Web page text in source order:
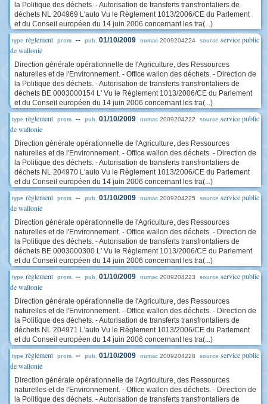
la Politique des déchets. - Autorisation de transferts transfrontaliers de
déchets NL 204969 L'auto Vu le Règlement 1013/2006/CE du Parlement
et du Conseil européen du 14 juin 2006 concernant les tra(...)
type règlement prom. -- pub. 01/10/2009 numac 2009204224 source service public
de wallonie
Direction générale opérationnelle de l'Agriculture, des Ressources
naturelles et de l'Environnement. - Office wallon des déchets. - Direction de
la Politique des déchets. - Autorisation de transferts transfrontaliers de
déchets BE 0003000154 L' Vu le Règlement 1013/2006/CE du Parlement
et du Conseil européen du 14 juin 2006 concernant les tra(...)
type règlement prom. -- pub. 01/10/2009 numac 2009204222 source service public
de wallonie
Direction générale opérationnelle de l'Agriculture, des Ressources
naturelles et de l'Environnement. - Office wallon des déchets. - Direction de
la Politique des déchets. - Autorisation de transferts transfrontaliers de
déchets NL 204970 L'auto Vu le Règlement 1013/2006/CE du Parlement
et du Conseil européen du 14 juin 2006 concernant les tra(...)
type règlement prom. -- pub. 01/10/2009 numac 2009204225 source service public
de wallonie
Direction générale opérationnelle de l'Agriculture, des Ressources
naturelles et de l'Environnement. - Office wallon des déchets. - Direction de
la Politique des déchets. - Autorisation de transferts transfrontaliers de
déchets BE 0003000300 L' Vu le Règlement 1013/2006/CE du Parlement
et du Conseil européen du 14 juin 2006 concernant les tra(...)
type règlement prom. -- pub. 01/10/2009 numac 2009204223 source service public
de wallonie
Direction générale opérationnelle de l'Agriculture, des Ressources
naturelles et de l'Environnement. - Office wallon des déchets. - Direction de
la Politique des déchets. - Autorisation de transferts transfrontaliers de
déchets NL 204971 L'auto Vu le Règlement 1013/2006/CE du Parlement
et du Conseil européen du 14 juin 2006 concernant les tra(...)
type règlement prom. -- pub. 01/10/2009 numac 2009204228 source service public
de wallonie
Direction générale opérationnelle de l'Agriculture, des Ressources
naturelles et de l'Environnement. - Office wallon des déchets. - Direction de
la Politique des déchets. - Autorisation de transferts transfrontaliers de